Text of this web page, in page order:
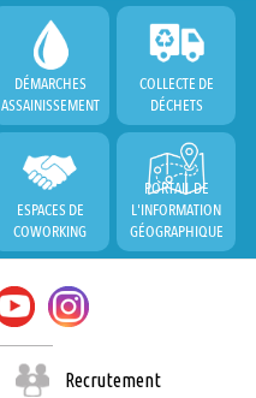
DÉMARCHES
ASSAINISSEMENT
COLLECTE DE
DÉCHETS
ESPACES DE
COWORKING
PORTAIL DE
L'INFORMATION
GÉOGRAPHIQUE
Recrutement